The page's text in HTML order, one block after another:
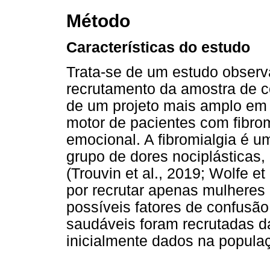
Método
Características do estudo
Trata-se de um estudo
recrutamento da amostra de
de um projeto mais amplo
motor de pacientes com
emocional. A fibromialgia é
grupo de dores
(Trouvin et al., 2019; Wolfe
por recrutar apenas
possíveis fatores de
saudáveis foram recrutadas
inicialmente dados na